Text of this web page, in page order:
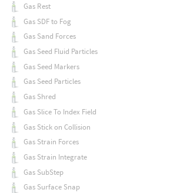
Gas Rest
Gas SDF to Fog
Gas Sand Forces
Gas Seed Fluid Particles
Gas Seed Markers
Gas Seed Particles
Gas Shred
Gas Slice To Index Field
Gas Stick on Collision
Gas Strain Forces
Gas Strain Integrate
Gas SubStep
Gas Surface Snap